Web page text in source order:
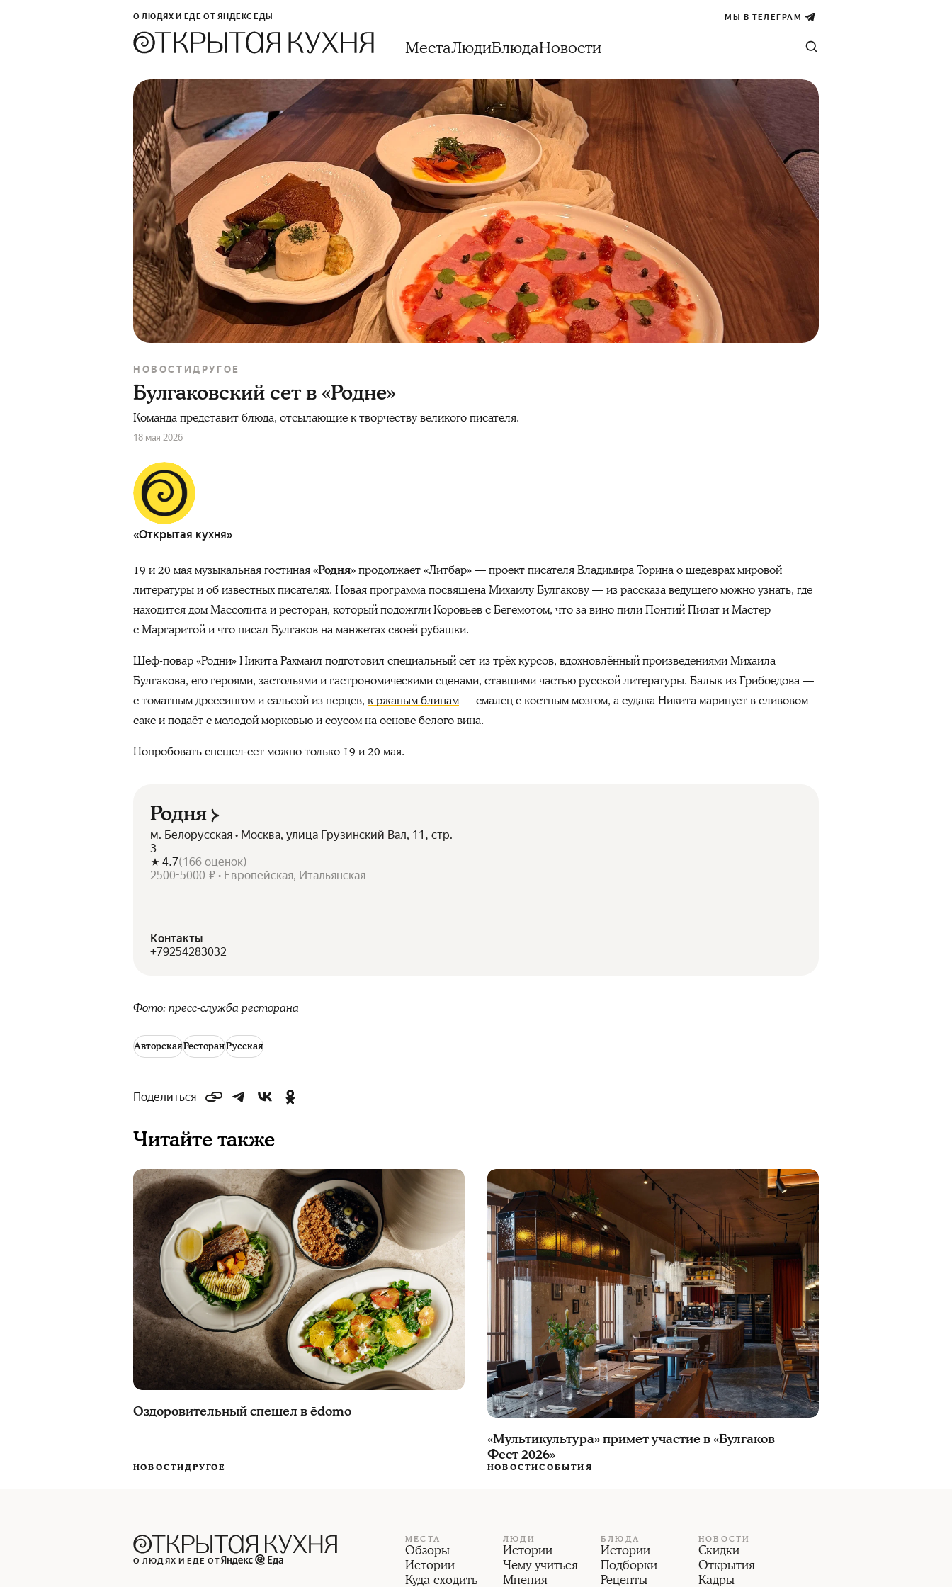
О ЛЮДЯХ И ЕДЕ ОТ ЯНДЕКС ЕДЫ МЫ В ТЕЛЕГРАМ
МестаЛюдиБлюдаНовости
НОВОСТИДРУГОЕ
Булгаковский сет в «Родне»
Команда представит блюда, отсылающие к творчеству великого писателя.
18 мая 2026
«Открытая кухня»
19 и 20 маямузыкальная гостиная«Родня»продолжает «Литбар» — проект писателя Владимира Торина о шедеврах мировой
литературы и об известных писателях. Новая программа посвящена Михаилу Булгакову — из рассказа ведущего можно узнать, где
находится дом Массолита и ресторан, который подожгли Коровьев с Бегемотом, что за вино пили Понтий Пилат и Мастер
с Маргаритой и что писал Булгаков на манжетах своей рубашки.
Шеф-повар «Родни» Никита Рахмаил подготовил специальный сет из трёх курсов, вдохновлённый произведениями Михаила
Булгакова, его героями, застольями и гастрономическими сценами, ставшими частью русской литературы. Балык из Грибоедова —
с томатным дрессингом и сальсой из перцев, к ржаным блинам— смалец с костным мозгом, а судака Никита маринует в сливовом
саке и подаёт с молодой морковью и соусом на основе белого вина.
Попробовать спешел-сет можно только 19 и 20 мая.
Родня
м. Белорусская • Москва, улица Грузинский Вал, 11, стр.
3
4.7(166 оценок)
2500-5000 ₽ • Европейская, Итальянская
Контакты
+79254283032
Фото: пресс-служба ресторана
АвторскаяРесторанРусская
Поделиться
Читайте также
Оздоровительный спешел в ēdomo
НОВОСТИДРУГОЕ
«Мультикультура» примет участие в «Булгаков
Фест 2026»
НОВОСТИСОБЫТИЯ
О ЛЮДЯХ И ЕДЕ ОТ
МЕСТА
Обзоры
Истории
Куда сходить
ЛЮДИ
Истории
Чему учиться
Мнения
БЛЮДА
Истории
Подборки
Рецепты
НОВОСТИ
Скидки
Открытия
Кадры